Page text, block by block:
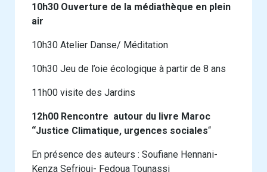
10h30 Ouverture de la médiathèque en plein
air
10h30 Atelier Danse/ Méditation
10h30 Jeu de l’oie écologique à partir de 8 ans
11h00 visite des Jardins
12h00 Rencontre autour du livre Maroc
“Justice Climatique, urgences sociales“
En présence des auteurs : Soufiane Hennani-
Kenza Sefrioui- Fedoua Tounassi